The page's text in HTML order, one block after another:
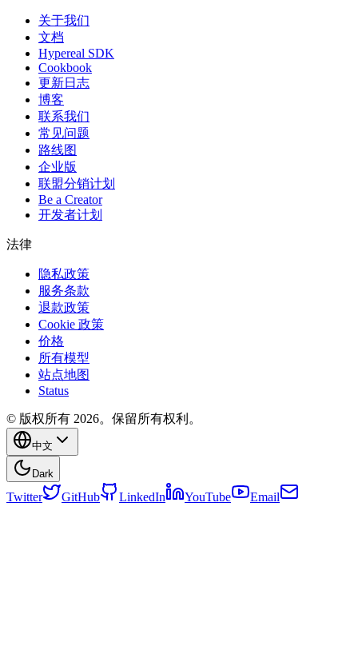
关于我们
文档
Hypereal SDK
Cookbook
更新日志
博客
联系我们
常见问题
路线图
企业版
联盟分销计划
Be a Creator
开发者计划
法律
隐私政策
服务条款
退款政策
Cookie 政策
价格
所有模型
站点地图
Status
© 版权所有 2026。保留所有权利。
中文
Dark
Twitter GitHub LinkedIn YouTube Email